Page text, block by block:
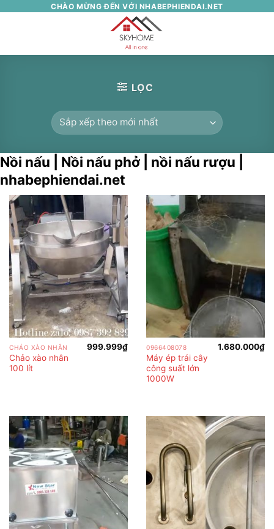
CHÀO MỪNG ĐẾN VỚI NHABEPHIENDAI.NET
LỌC
Nồi nấu | Nồi nấu phở | nồi nấu rượu |
nhabephiendai.net
CHẢO XÀO NHÂN
Chảo xào nhân
100 lít
999.999₫ 0966408078
Máy ép trái cây
công suất lớn
1000W
1.680.000₫